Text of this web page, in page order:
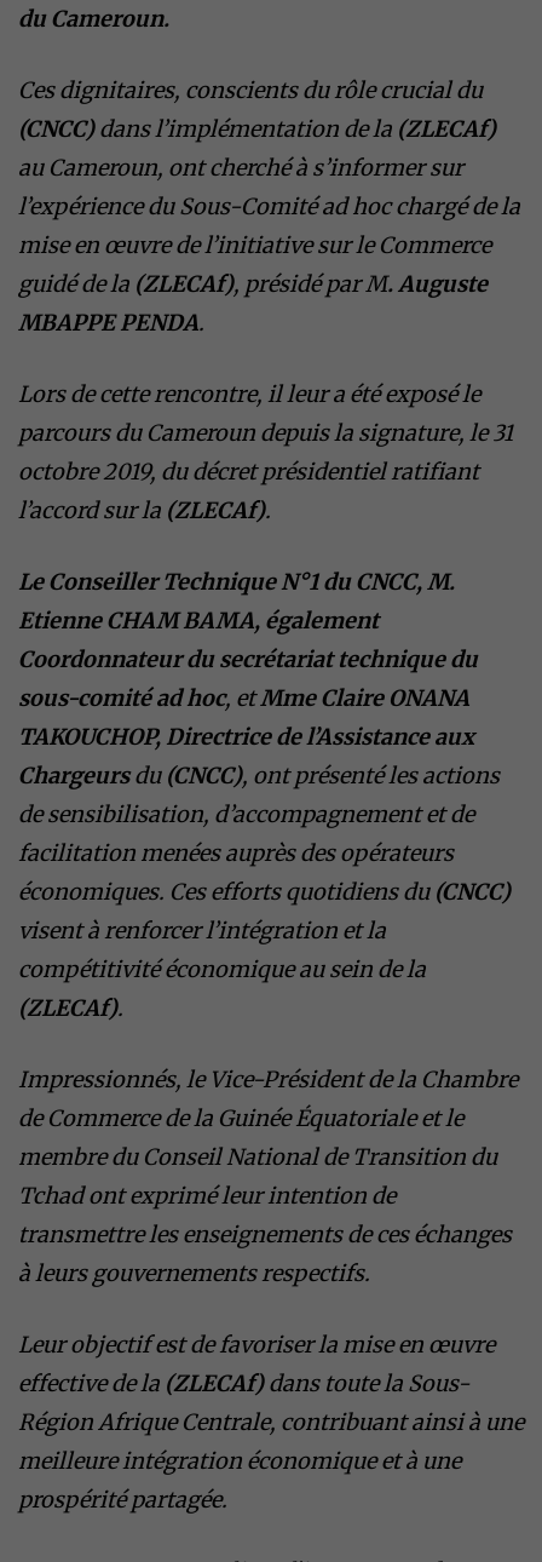
du Cameroun.
Ces dignitaires, conscients du rôle crucial du
(CNCC)dans l’implémentation de la (ZLECAf)
au Cameroun, ont cherché à s’informer sur
l’expérience du Sous-Comité ad hoc chargé de la
mise en œuvre de l’initiative sur le Commerce
guidé de la (ZLECAf), présidé par M. Auguste
MBAPPE PENDA.
Lors de cette rencontre, il leur a été exposé le
parcours du Cameroun depuis la signature, le 31
octobre 2019, du décret présidentiel ratifiant
l’accord sur la (ZLECAf).
Le Conseiller Technique N°1 du CNCC, M.
Etienne CHAM BAMA, également
Coordonnateur du secrétariat technique du
sous-comité ad hoc, etMme Claire ONANA
TAKOUCHOP, Directrice de l’Assistance aux
Chargeursdu (CNCC), ont présenté les actions
de sensibilisation, d’accompagnement et de
facilitation menées auprès des opérateurs
économiques. Ces efforts quotidiens du (CNCC)
visent à renforcer l’intégration et la
compétitivité économique au sein de la
(ZLECAf).
Impressionnés, le Vice-Président de la Chambre
de Commerce de la Guinée Équatoriale et le
membre du Conseil National de Transition du
Tchad ont exprimé leur intention de
transmettre les enseignements de ces échanges
à leurs gouvernements respectifs.
Leur objectif est de favoriser la mise en œuvre
effective de la (ZLECAf)dans toute la Sous-
Région Afrique Centrale, contribuant ainsi à une
meilleure intégration économique et à une
prospérité partagée.